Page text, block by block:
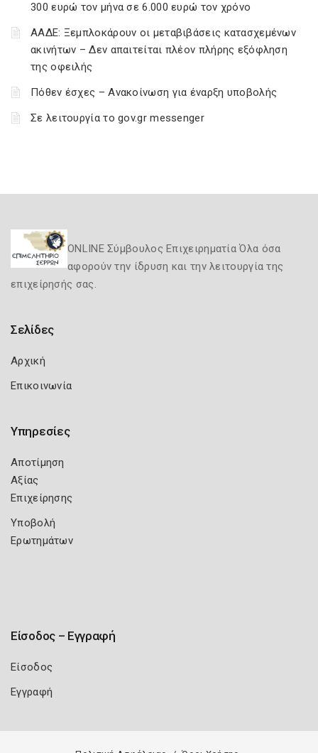
300 ευρώ τον μήνα σε 6.000 ευρώ τον χρόνο
ΑΑΔΕ: Ξεμπλοκάρουν οι μεταβιβάσεις κατασχεμένων
ακινήτων – Δεν απαιτείται πλέον πλήρης εξόφληση
της οφειλής
Πόθεν έσχες – Ανακοίνωση για έναρξη υποβολής
Σε λειτουργία το gov.gr messenger
ONLINE Σύμβουλος Επιχειρηματία Όλα όσα
αφορούν την ίδρυση και την λειτουργία της
επιχείρησής σας.
Σελίδες
Αρχική
Επικοινωνία
Υπηρεσίες
Αποτίμηση
Αξίας
Επιχείρησης
Υποβολή
Ερωτημάτων
Είσοδος – Εγγραφή
Είσοδος
Εγγραφή